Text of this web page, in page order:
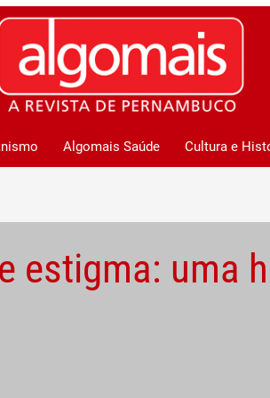
Algomais Saúde Cultura e
estigma: uma